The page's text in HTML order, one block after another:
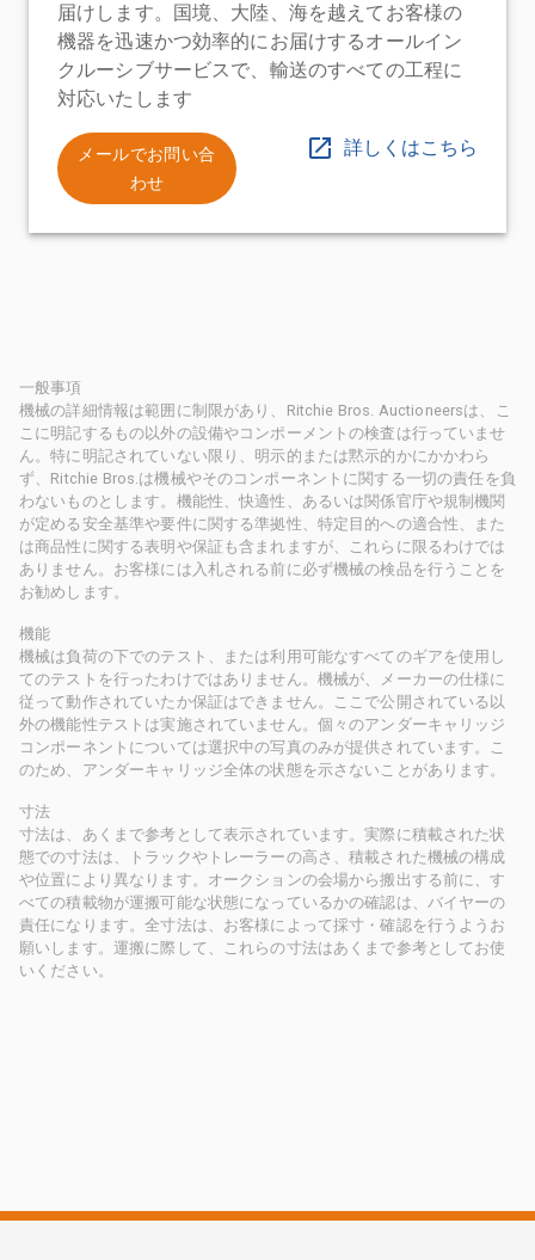
届けします。国境、大陸、海を越えてお客様の
機器を迅速かつ効率的にお届けするオールイン
クルーシブサービスで、輸送のすべての工程に
対応いたします
メールでお問い合
わせ
詳しくはこちら
一般事項
機械の詳細情報は範囲に制限があり、Ritchie Bros. Auctioneersは、こ
こに明記するもの以外の設備やコンポーメントの検査は行っていませ
ん。特に明記されていない限り、明示的または黙示的かにかかわら
ず、Ritchie Bros.は機械やそのコンポーネントに関する一切の責任を負
わないものとします。機能性、快適性、あるいは関係官庁や規制機関
が定める安全基準や要件に関する準拠性、特定目的への適合性、また
は商品性に関する表明や保証も含まれますが、これらに限るわけでは
ありません。お客様には入札される前に必ず機械の検品を行うことを
お勧めします。
機能
機械は負荷の下でのテスト、または利用可能なすべてのギアを使用し
てのテストを行ったわけではありません。機械が、メーカーの仕様に
従って動作されていたか保証はできません。ここで公開されている以
外の機能性テストは実施されていません。個々のアンダーキャリッジ
コンポーネントについては選択中の写真のみが提供されています。こ
のため、アンダーキャリッジ全体の状態を示さないことがあります。
寸法
寸法は、あくまで参考として表示されています。実際に積載された状
態での寸法は、トラックやトレーラーの高さ、積載された機械の構成
や位置により異なります。オークションの会場から搬出する前に、す
べての積載物が運搬可能な状態になっているかの確認は、バイヤーの
責任になります。全寸法は、お客様によって採寸・確認を行うようお
願いします。運搬に際して、これらの寸法はあくまで参考としてお使
いください。